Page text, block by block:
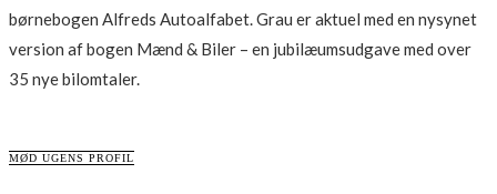
børnebogen Alfreds Autoalfabet. Grau er aktuel med en nysynet
version af bogen Mænd & Biler – en jubilæumsudgave med over
35 nye bilomtaler.
CATEGORIES
MØD UGENS PROFIL